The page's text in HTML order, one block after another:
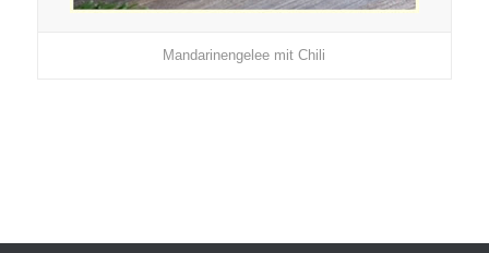
Mandarinengelee mit Chili